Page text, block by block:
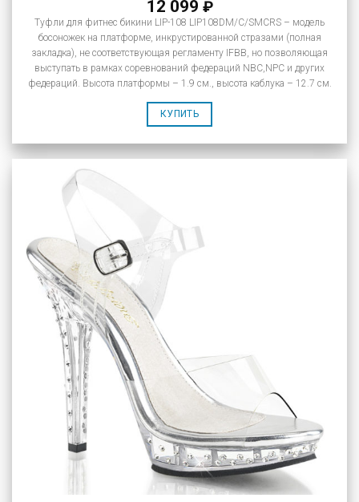
12 099 ₽
Туфли для фитнес бикини LIP-108 LIP108DM/C/SMCRS – модель
босоножек на платформе, инкрустированной стразами (полная
закладка), не соответствующая регламенту IFBB, но позволяющая
выступать в рамках соревнований федераций NBC,NPC и других
федераций. Высота платформы – 1.9 см., высота каблука – 12.7 см.
КУПИТЬ